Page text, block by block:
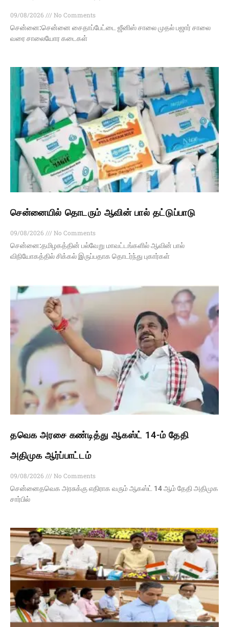
09/08/2026
No Comments
சென்னை:சென்னை சைதாப்பேட்டை ஜீனிஸ் சாலை முதல் பஜார் சாலை
வரை சாலையோர கடைகள்
சென்னையில் தொடரும் ஆவின் பால் தட்டுப்பாடு
09/08/2026
No Comments
சென்னை:தமிழகத்தின் பல்வேறு மாவட்டங்களில் ஆவின் பால்
விநியோகத்தில் சிக்கல் இருப்பதாக தொடர்ந்து புகார்கள்
தவெக அரசை கண்டித்து ஆகஸ்ட் 14-ம் தேதி
அதிமுக ஆர்ப்பாட்டம்
09/08/2026
No Comments
சென்னைதவெக அரசுக்கு எதிராக வரும் ஆகஸ்ட் 14 ஆம் தேதி அதிமுக
சார்பில்